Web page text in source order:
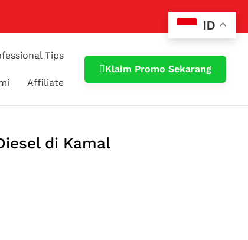
Tips
Affiliate
Klaim Promo Sekarang
di Kamal
ID